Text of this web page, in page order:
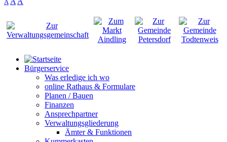
A
Bürgerservice
Was erledige ich wo
online Rathaus & Formulare
Planen / Bauen
Finanzen
Ansprechpartner
Verwaltungsgliederung
Ämter & Funktionen